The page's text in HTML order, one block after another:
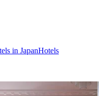
in JapanHotels